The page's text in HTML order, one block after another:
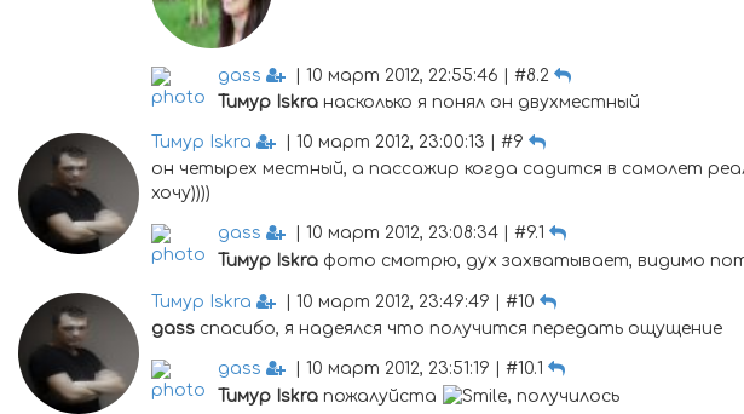
gass
| 10 март 2012, 22:55:46 | #8.2
Тимур Iskra насколько я понял он двухместный
Тимур Iskra
| 10 март 2012, 23:00:13 | #9
он четырех местный, а пассажир когда садится в самолет
хочу))))
gass
| 10 март 2012, 23:08:34 | #9.1
Тимур Iskra фото смотрю, дух захватывает, видимо
Тимур Iskra
| 10 март 2012, 23:49:49 | #10
gass спасибо, я надеялся что получится передать ощущение
gass
| 10 март 2012, 23:51:19 | #10.1
Тимур Iskra пожалуйста , получилось